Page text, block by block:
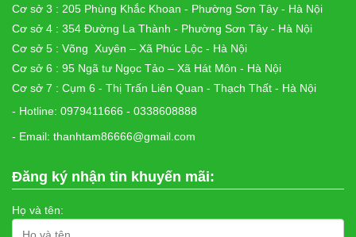
Cơ sở 3 : 205 Phùng Khắc Khoan - Phường Sơn Tây - Hà Nội
Cơ sở 4 : 354 Đường La Thành - Phường Sơn Tây - Hà Nội
Cơ sở 5 : Võng Xuyên – Xã Phúc Lộc - Hà Nội
Cơ sở 6 : 95 Ngã tư Ngọc Tảo – Xã Hát Môn - Hà Nội
Cơ sở 7 : Cụm 6 - Thị Trấn Liên Quan - Thạch Thất - Hà Nội
- Hotline: 0979411666 - 0338608888
- Email: thanhtam86666@gmail.com
Đăng ký nhận tin khuyến mãi:
Họ và tên: